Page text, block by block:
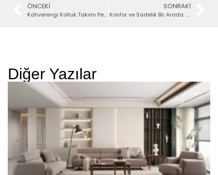
ÖNCEKI
Kahverengi Koltuk Takımı Perde Uyumu Nasıl Olmalı?
SONRAKI
Konfor ve Sadelik Bir Arada: Koltuk Takımı Modelleri
Diğer Yazılar